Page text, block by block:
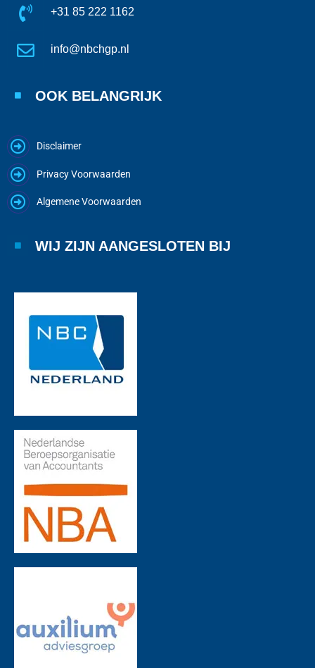
+31 85 222 1162
info@nbchgp.nl
OOK BELANGRIJK
Disclaimer
Privacy Voorwaarden
Algemene Voorwaarden
WIJ ZIJN AANGESLOTEN BIJ